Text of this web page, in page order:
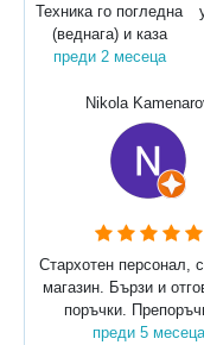
Техника го погледна
(веднага) и каза
преди 2 месеца
Nikola
Стархотен персонал,
магазин. Бързи и
поръчки.
преди 5 месеца